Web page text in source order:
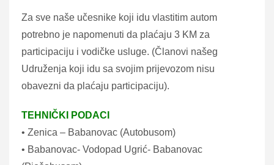
Za sve naše učesnike koji idu vlastitim autom
potrebno je napomenuti da plaćaju 3 KM za
participaciju i vodičke usluge. (Članovi našeg
Udruženja koji idu sa svojim prijevozom nisu
obavezni da plaćaju participaciju).
TEHNIČKI PODACI
• Zenica – Babanovac (Autobusom)
• Babanovac- Vodopad Ugrić- Babanovac